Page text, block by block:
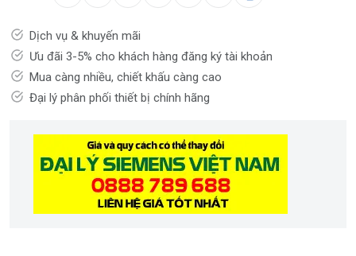
Dịch vụ & khuyến mãi
Ưu đãi 3-5% cho khách hàng đăng ký tài khoản
Mua càng nhiều, chiết khấu càng cao
Đại lý phân phối thiết bị chính hãng